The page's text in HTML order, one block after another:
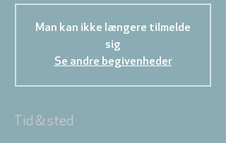
Man kan ikke længere tilmelde
sig
Se andre begivenheder
Tid & sted